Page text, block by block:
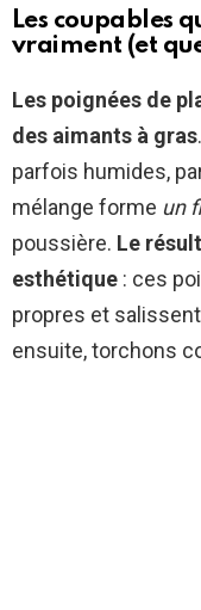
Les coupables
vraiment (et
Les poignées de
des aimants à gras
parfois humides,
mélange forme un
poussière. Le
esthétique : ces
propres et
ensuite, torchons